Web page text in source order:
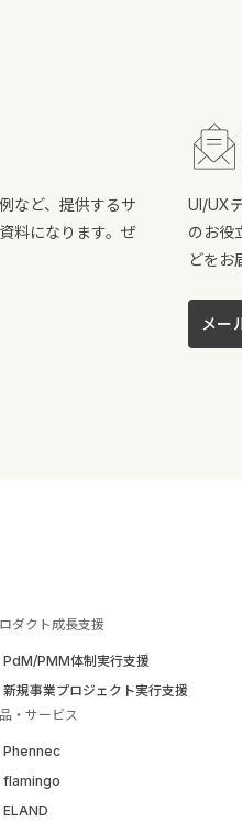
など、提供するサ
料になります。ぜ
UI/UX
のお役
どをお
メー
ダクト成長支援
PdM/PMM体制実行支援
新規事業プロジェクト実行支援
・サービス
Phennec
flamingo
ELAND